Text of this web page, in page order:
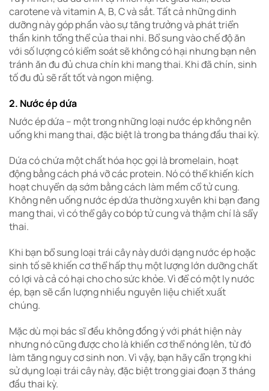
carotene và vitamin A, B, C và sắt. Tất cả những dinh
dưỡng này góp phần vào sự tăng trưởng và phát triển
thần kinh tổng thể của thai nhi. Bổ sung vào chế độ ăn
với số lượng có kiểm soát sẽ không có hại nhưng bạn nên
tránh ăn đu đủ chưa chín khi mang thai. Khi đã chín, sinh
tố đu đủ sẽ rất tốt và ngon miệng.
2. Nước ép dứa
Nước ép dứa – một trong những loại nước ép không nên
uống khi mang thai, đặc biệt là trong ba tháng đầu thai kỳ.
Dứa có chứa một chất hóa học gọi là bromelain, hoạt
động bằng cách phá vỡ các protein. Nó có thể khiến kích
hoạt chuyển dạ sớm bằng cách làm mềm cổ tử cung.
Không nên uống nước ép dứa thường xuyên khi bạn đang
mang thai, vì có thể gây co bóp tử cung và thậm chí là sẩy
thai.
Khi bạn bổ sung loại trái cây này dưới dạng nước ép hoặc
sinh tố sẽ khiến cơ thể hấp thụ một lượng lớn dưỡng chất
có lợi và cả có hại cho cho sức khỏe. Vì để có một ly nước
ép, bạn sẽ cần lượng nhiều nguyên liệu chiết xuất
chúng.
Mặc dù mọi bác sĩ đều không đồng ý với phát hiện này
nhưng nó cũng được cho là khiến cơ thể nóng lên, từ đó
làm tăng nguy cơ sinh non. Vì vậy, bạn hãy cẩn trọng khi
sử dụng loại trái cây này, đặc biệt trong giai đoạn 3 tháng
đầu thai kỳ.